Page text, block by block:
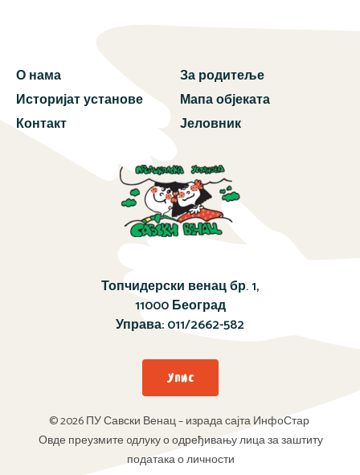
О нама
Историјат установе
Контакт
За родитеље
Мапа објеката
Јеловник
Топчидерски венац бр. 1,
11000 Београд
Управа:011/2662-582
Упис
© 2026 ПУ Савски Венац – израда сајта ИнфоСтар
Овде преузмите oдлуку о одређивању лица за заштиту
података о личности